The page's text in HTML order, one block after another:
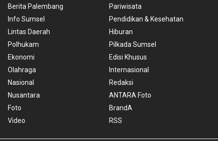
Berita Palembang
Info Sumsel
Lintas Daerah
Polhukam
Ekonomi
Olahraga
Nasional
Nusantara
Foto
Video
Pariwisata
Pendidikan & Kesehatan
Hiburan
Pilkada Sumsel
Edisi Khusus
Internasional
Redaksi
ANTARA Foto
BrandA
RSS